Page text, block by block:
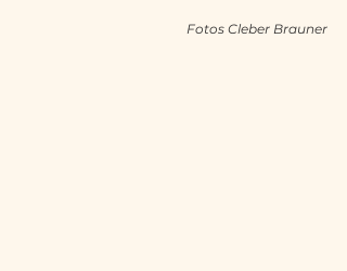
Fotos Cleber Brauner